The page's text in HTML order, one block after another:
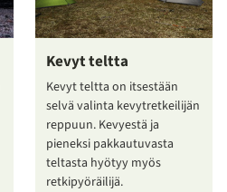
Kevyt teltta
Kevyt teltta on itsestään
selvä valinta kevytretkeilijän
reppuun. Kevyestä ja
pieneksi pakkautuvasta
teltasta hyötyy myös
retkipyöräilijä.